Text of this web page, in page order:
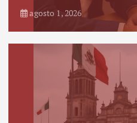
agosto 1, 2026